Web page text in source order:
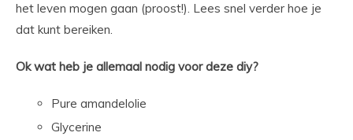
het leven mogen gaan (proost!). Lees snel verder hoe je
dat kunt bereiken.
Ok wat heb je allemaal nodig voor deze diy?
Pure amandelolie
Glycerine